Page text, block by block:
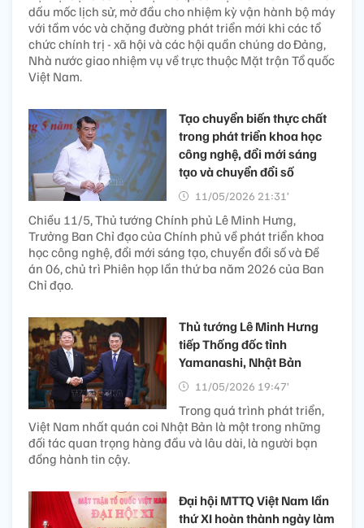
dấu mốc lịch sử, mở đầu cho nhiệm kỳ vận hành bộ máy
với tầm vóc và chặng đường phát triển mới khi các tổ
chức chính trị - xã hội và các hội quần chúng do Đảng,
Nhà nước giao nhiệm vụ về trực thuộc Mặt trận Tổ quốc
Việt Nam.
Tạo chuyển biến thực chất
trong phát triển khoa học
công nghệ, đổi mới sáng
tạo và chuyển đổi số
11/05/2026 21:31’
Chiều 11/5, Thủ tướng Chính phủ Lê Minh Hưng,
Trưởng Ban Chỉ đạo của Chính phủ về phát triển khoa
học công nghệ, đổi mới sáng tạo, chuyển đổi số và Đề
án 06, chủ trì Phiên họp lần thứ ba năm 2026 của Ban
Chỉ đạo.
Thủ tướng Lê Minh Hưng
tiếp Thống đốc tỉnh
Yamanashi, Nhật Bản
11/05/2026 19:47’
Trong quá trình phát triển,
Việt Nam nhất quán coi Nhật Bản là một trong những
đối tác quan trọng hàng đầu và lâu dài, là người bạn
đồng hành tin cậy.
Đại hội MTTQ Việt Nam lần
thứ XI hoàn thành ngày làm